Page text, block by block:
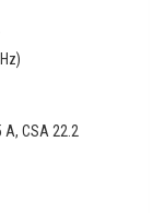
A, CSA 22.2